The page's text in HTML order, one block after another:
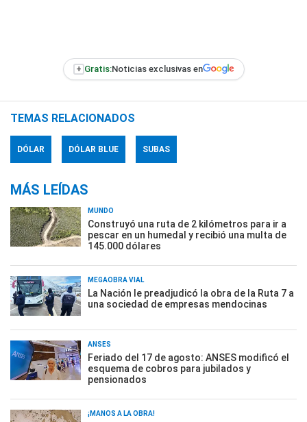
+ Gratis:Noticias exclusivas en
TEMAS RELACIONADOS
DÓLAR DÓLAR BLUE SUBAS
MÁS LEÍDAS
MUNDO
Construyó una ruta de 2 kilómetros para ir a
pescar en un humedal y recibió una multa de
145.000 dólares
MEGAOBRA VIAL
La Nación le preadjudicó la obra de la Ruta 7 a
una sociedad de empresas mendocinas
ANSES
Feriado del 17 de agosto: ANSES modificó el
esquema de cobros para jubilados y
pensionados
¡MANOS A LA OBRA!